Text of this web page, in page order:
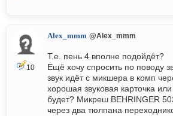
10
Alex_mmm @Alex_mmm
Т.е. пень 4 вполне подойдёт?
Ещё хочу спросить по поводу
звук идёт с микшера в комп
хорошая звуковая карточка
будет? Микреш BEHRINGER
через два тюлпана